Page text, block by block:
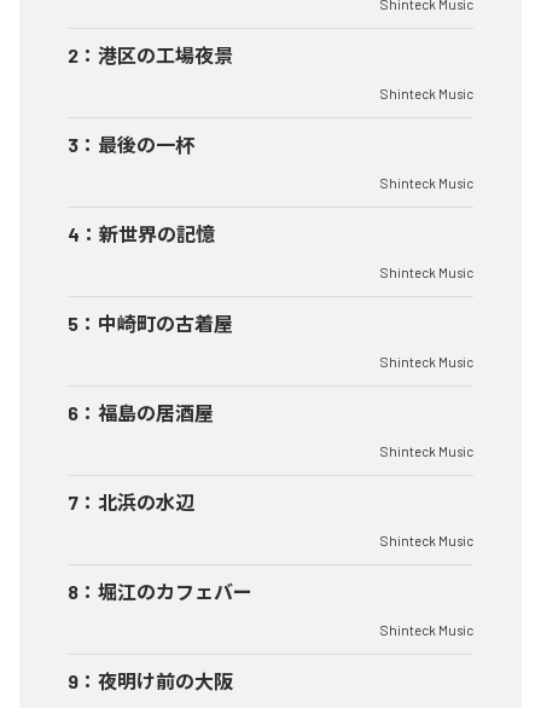
Shinteck Music
2 ： 港区の工場夜景
Shinteck Music
3 ： 最後の一杯
Shinteck Music
4 ： 新世界の記憶
Shinteck Music
5 ： 中崎町の古着屋
Shinteck Music
6 ： 福島の居酒屋
Shinteck Music
7 ： 北浜の水辺
Shinteck Music
8 ： 堀江のカフェバー
Shinteck Music
9 ： 夜明け前の大阪